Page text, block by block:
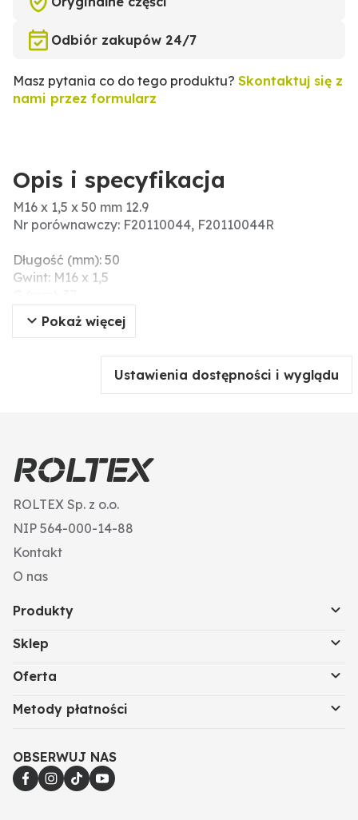
Odbiór zakupów 24/7
Masz pytania co do tego produktu? Skontaktuj się z
nami przez formularz
Opis i specyfikacja
M16 x 1,5 x 50 mm 12.9
Nr porównawczy: F20110044, F20110044R
Długość (mm): 50
Gwint: M16 x 1,5
L (mm): 50
Jakość: 12,9
Długość gwintu (mm): 37
Pokaż więcej
Ustawienia dostępności i wyglądu
ROLTEX Sp. z o.o.
NIP 564-000-14-88
Kontakt
O nas
Produkty
Sklep
Oferta
Metody płatności
OBSERWUJ NAS